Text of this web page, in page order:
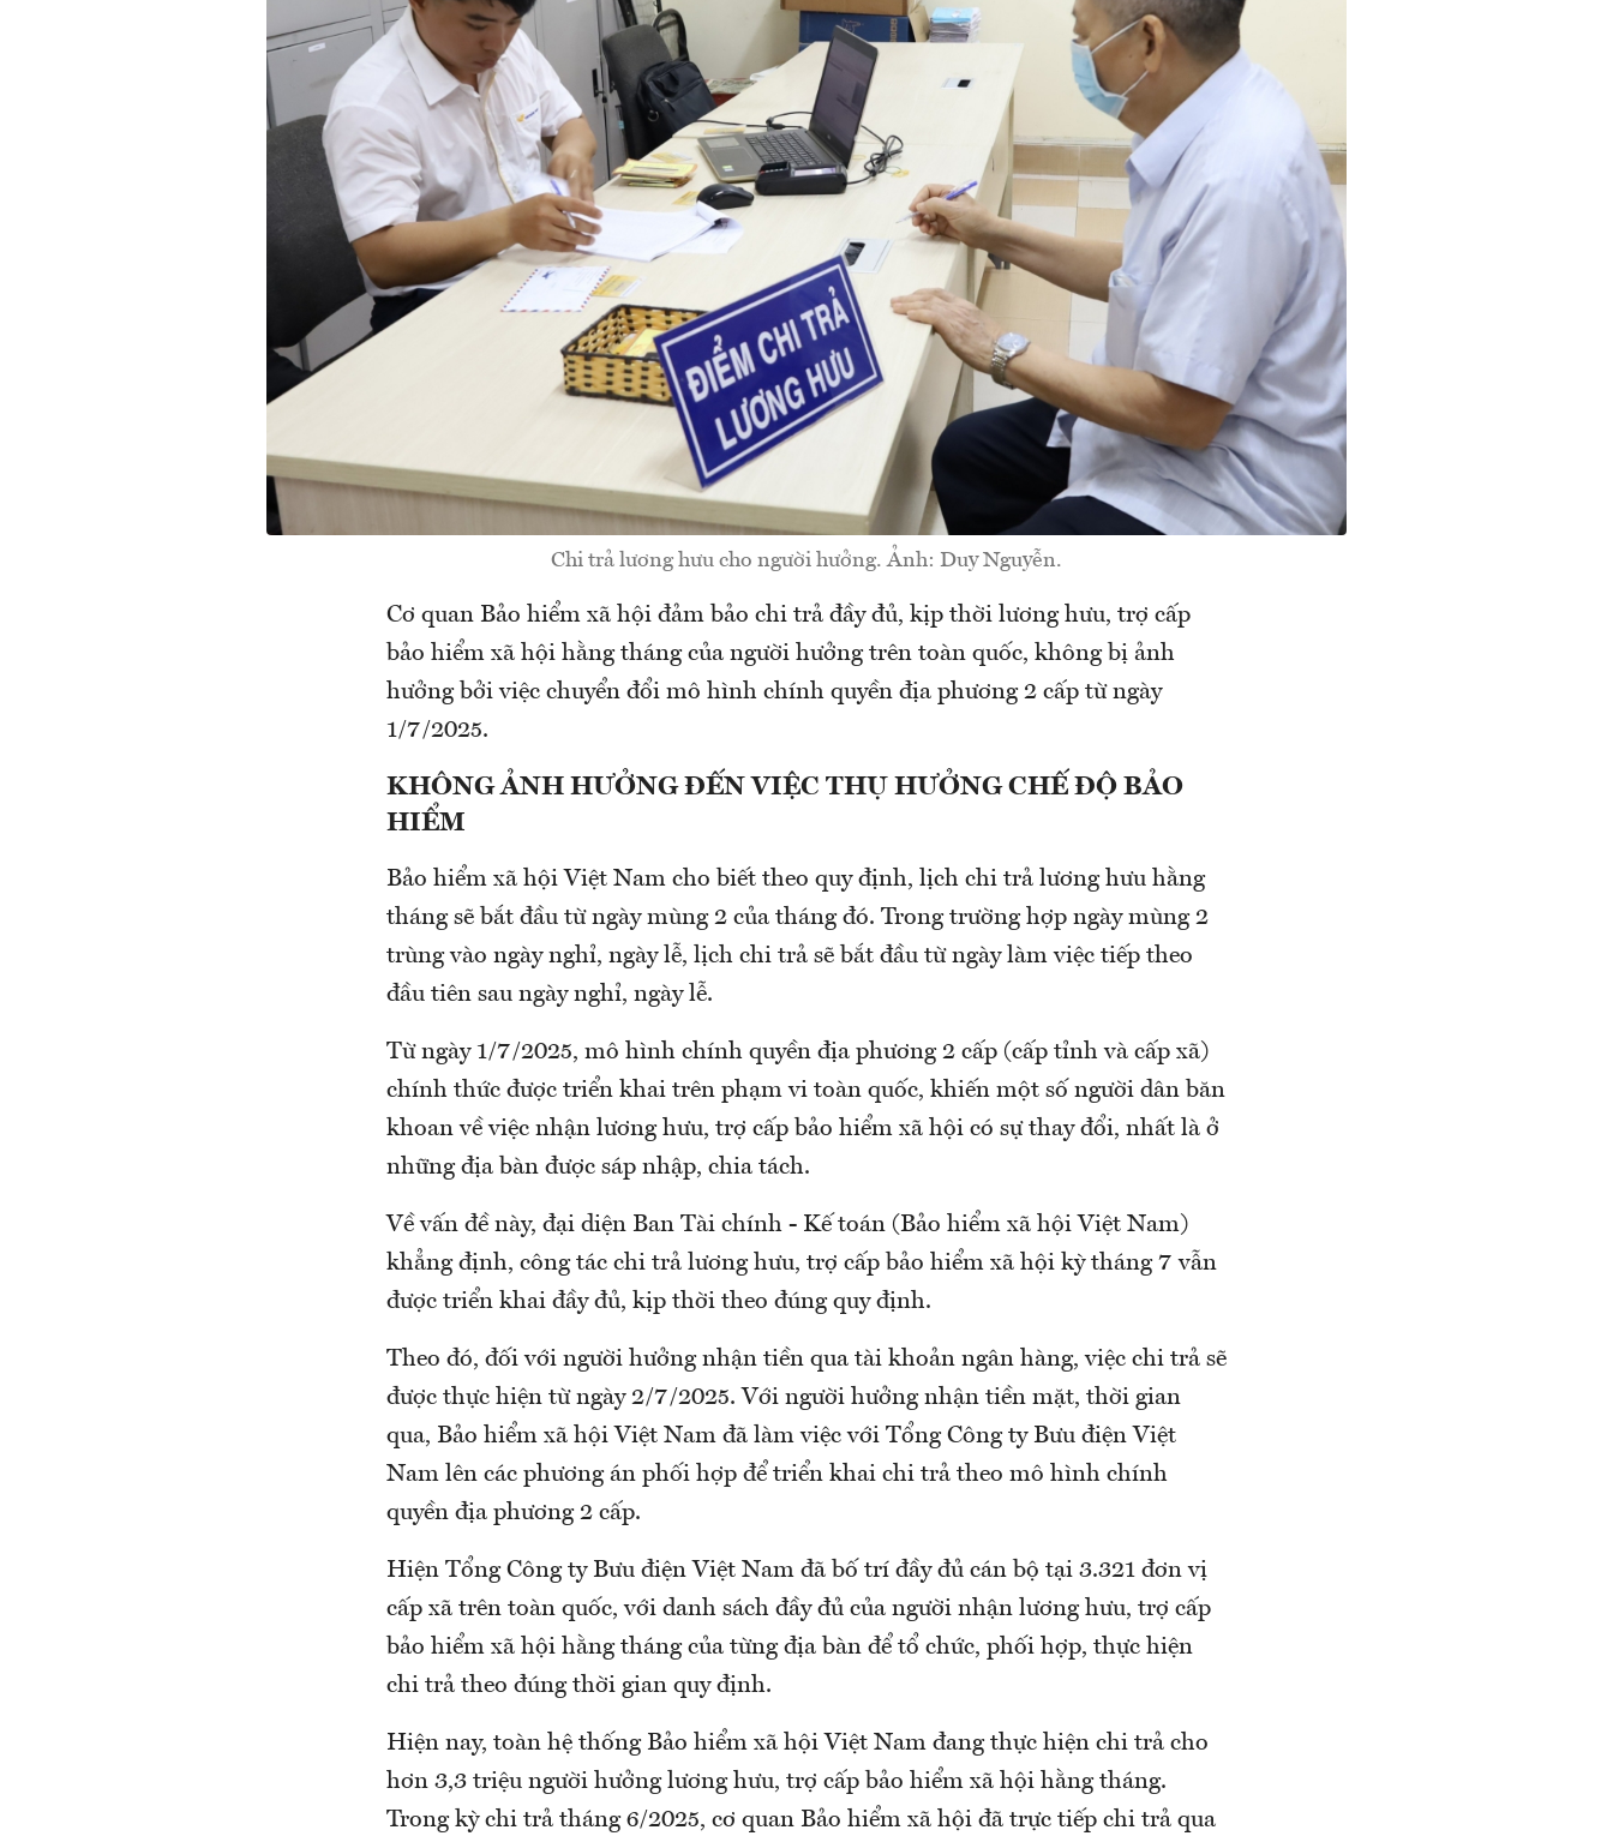
Chi trả lương hưu cho người hưởng. Ảnh: Duy Nguyễn.
Cơ quan Bảo hiểm xã hội đảm bảo chi trả đầy đủ, kịp thời lương hưu, trợ cấp
bảo hiểm xã hội hằng tháng của người hưởng trên toàn quốc, không bị ảnh
hưởng bởi việc chuyển đổi mô hình chính quyền địa phương 2 cấp từ ngày
1/7/2025.
KHÔNG ẢNH HƯỞNG ĐẾN VIỆC THỤ HƯỞNG CHẾ ĐỘ BẢO
HIỂM
Bảo hiểm xã hội Việt Nam cho biết theo quy định, lịch chi trả lương hưu hằng
tháng sẽ bắt đầu từ ngày mùng 2 của tháng đó. Trong trường hợp ngày mùng 2
trùng vào ngày nghỉ, ngày lễ, lịch chi trả sẽ bắt đầu từ ngày làm việc tiếp theo
đầu tiên sau ngày nghỉ, ngày lễ.
Từ ngày 1/7/2025, mô hình chính quyền địa phương 2 cấp (cấp tỉnh và cấp xã)
chính thức được triển khai trên phạm vi toàn quốc, khiến một số người dân băn
khoan về việc nhận lương hưu, trợ cấp bảo hiểm xã hội có sự thay đổi, nhất là ở
những địa bàn được sáp nhập, chia tách.
Về vấn đề này, đại diện Ban Tài chính - Kế toán (Bảo hiểm xã hội Việt Nam)
khẳng định, công tác chi trả lương hưu, trợ cấp bảo hiểm xã hội kỳ tháng 7 vẫn
được triển khai đầy đủ, kịp thời theo đúng quy định.
Theo đó, đối với người hưởng nhận tiền qua tài khoản ngân hàng, việc chi trả sẽ
được thực hiện từ ngày 2/7/2025. Với người hưởng nhận tiền mặt, thời gian
qua, Bảo hiểm xã hội Việt Nam đã làm việc với Tổng Công ty Bưu điện Việt
Nam lên các phương án phối hợp để triển khai chi trả theo mô hình chính
quyền địa phương 2 cấp.
Hiện Tổng Công ty Bưu điện Việt Nam đã bố trí đầy đủ cán bộ tại 3.321 đơn vị
cấp xã trên toàn quốc, với danh sách đầy đủ của người nhận lương hưu, trợ cấp
bảo hiểm xã hội hằng tháng của từng địa bàn để tổ chức, phối hợp, thực hiện
chi trả theo đúng thời gian quy định.
Hiện nay, toàn hệ thống Bảo hiểm xã hội Việt Nam đang thực hiện chi trả cho
hơn 3,3 triệu người hưởng lương hưu, trợ cấp bảo hiểm xã hội hằng tháng.
Trong kỳ chi trả tháng 6/2025, cơ quan Bảo hiểm xã hội đã trực tiếp chi trả qua